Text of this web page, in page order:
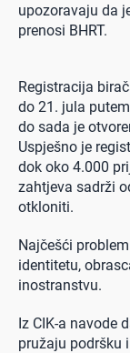
upozoravaju da
prenosi BHRT.
Registracija
do 21. jula
do sada je
Uspješno je
dok oko 4.000
zahtjeva sadrži
otkloniti.
Najčešći
identitetu,
inostranstvu.
Iz CIK-a navode
pružaju podršku